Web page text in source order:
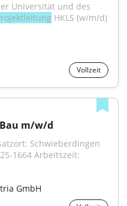
Universität und des
HKLS (w/m/d)
Vollzeit
m/w/d
Schwieberdingen
1664 Arbeitszeit:
GmbH